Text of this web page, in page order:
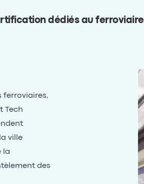
dédiés au ferroviaire
ferroviaires,
Tech
ville
la
des